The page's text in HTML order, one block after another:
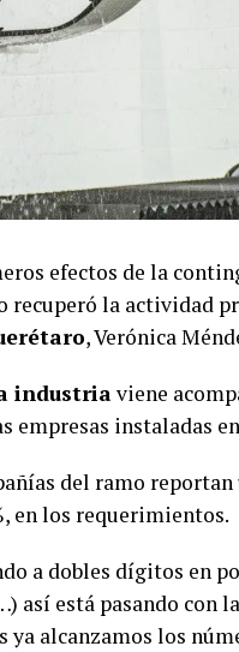
efectos de la
recuperó la actividad
, Verónica
industriaviene
empresas instaladas
del ramo
en los requerimientos.
a dobles dígitos en
así está pasando con
ya alcanzamos los